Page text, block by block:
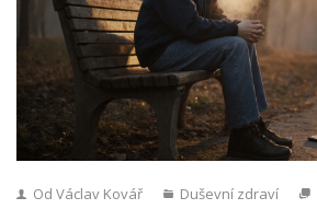
Od Václav Kovář Duševní zdraví